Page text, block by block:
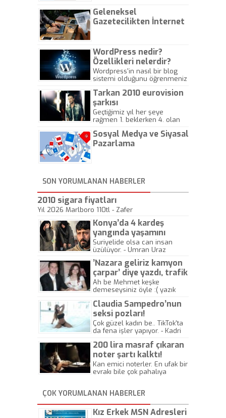
Geleneksel
Gazetecilikten İnternet
WordPress nedir?
Özellikleri nelerdir?
Wordpress'in nasıl bir blog
sistemi olduğunu öğrenmeniz
Tarkan 2010 eurovision
şarkısı
Geçtiğimiz yıl her şeye
rağmen 1. beklerken 4. olan
gösterisinin bu yarışmada
önemli olmadığını anlamıştır.
Sosyal Medya ve Siyasal
Pazarlama
SON YORUMLANAN HABERLER
2010 sigara fiyatları
Yıl 2026 Marlboro 110tl - Zafer
Konya’da 4 kardeş
yangında yaşamını
yitirdi
Suriyelide olsa can insan
üzülüyor. - Umran Uraz
’Nazara geliriz kamyon
çarpar’ diye yazdı, trafik
kazasında öldü!
Ah be Mehmet keşke
demeseysiniz öyle :( yazık
Claudia Sampedro’nun
seksi pozları!
Çok güzel kadın be.. TikTok'ta
da fena işler yapıyor. - Kadri
200 lira masraf çıkaran
noter şartı kalktı!
Kan emici noterler. En ufak bir
evrakı bile çok pahalıya
kaptırıyorsunuz. - Kayhan
Gezenti
ÇOK YORUMLANAN HABERLER
Kız Erkek MSN Adresleri